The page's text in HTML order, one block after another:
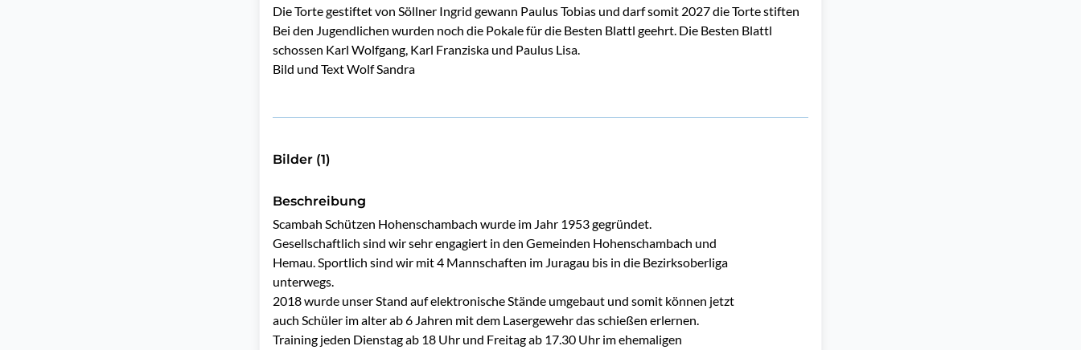
Die Torte gestiftet von Söllner Ingrid gewann Paulus Tobias und darf somit 2027 die Torte stiften
Bei den Jugendlichen wurden noch die Pokale für die Besten Blattl geehrt. Die Besten Blattl
schossen Karl Wolfgang, Karl Franziska und Paulus Lisa.
Bild und Text Wolf Sandra
Bilder (1)
Beschreibung
Scambah Schützen Hohenschambach wurde im Jahr 1953 gegründet.
Gesellschaftlich sind wir sehr engagiert in den Gemeinden Hohenschambach und
Hemau. Sportlich sind wir mit 4 Mannschaften im Juragau bis in die Bezirksoberliga
unterwegs.
2018 wurde unser Stand auf elektronische Stände umgebaut und somit können jetzt
auch Schüler im alter ab 6 Jahren mit dem Lasergewehr das schießen erlernen.
Training jeden Dienstag ab 18 Uhr und Freitag ab 17.30 Uhr im ehemaligen